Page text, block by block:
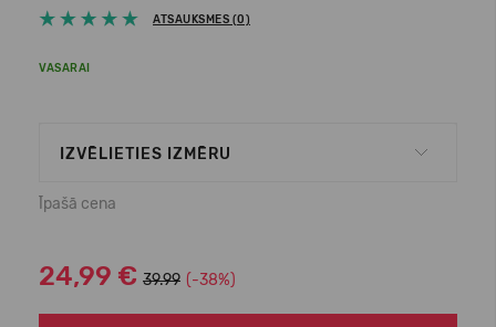
ATSAUKSMES (0)
VASARAI
IZVĒLIETIES IZMĒRU
Īpašā cena
24,99 € 39.99 (-38%)